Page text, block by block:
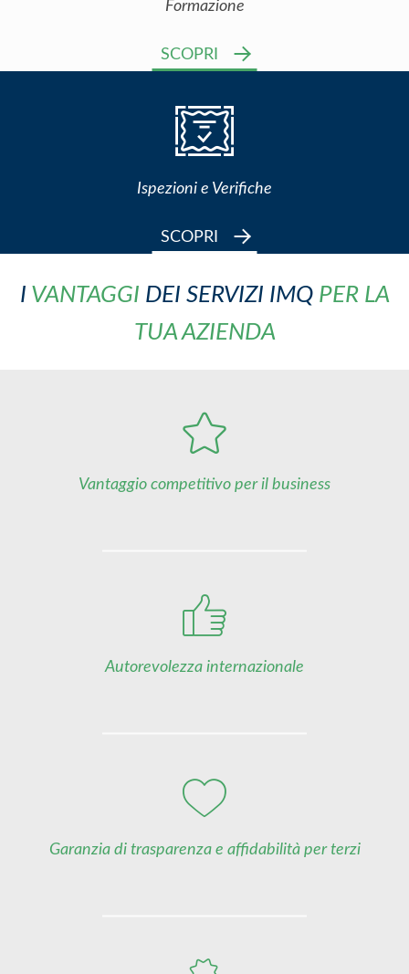
Formazione
SCOPRI
Ispezioni e Verifiche
SCOPRI
I VANTAGGI DEI SERVIZI IMQ PER LA
TUA AZIENDA
Vantaggio competitivo per il business
Autorevolezza internazionale
Garanzia di trasparenza e affidabilità per terzi